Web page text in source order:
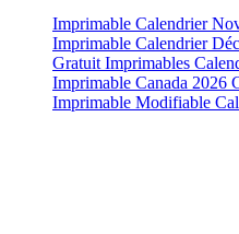
Imprimable Calendrier
Imprimable Calendrier
Gratuit Imprimables
Imprimable Canada 2026
Imprimable Modifiable